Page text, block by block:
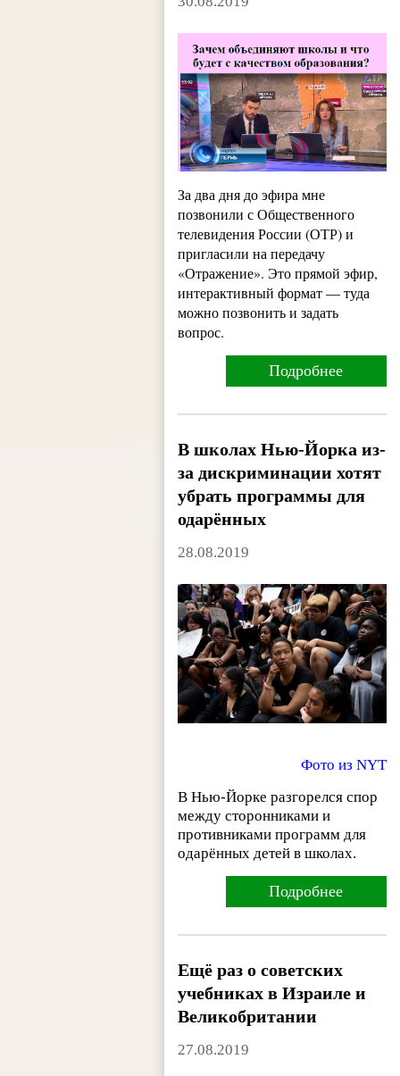
За два дня до эфира мне
позвонили с Общественного
телевидения России (ОТР) и
пригласили на передачу
«Отражение». Это прямой эфир,
интерактивный формат — туда
можно позвонить и задать
вопрос.
Подробнее
В школах Нью-Йорка из-
за дискриминации хотят
убрать программы для
одарённых
28.08.2019
Фото из NYT
В Нью-Йорке разгорелся спор
между сторонниками и
противниками программ для
одарённых детей в школах.
Подробнее
Ещё раз о советских
учебниках в Израиле и
Великобритании
27.08.2019